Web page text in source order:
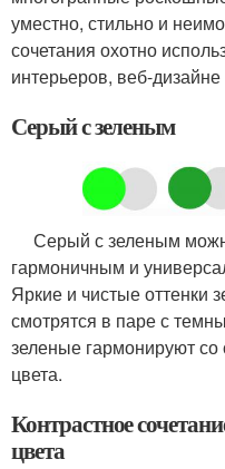
уместно, стильно и
сочетания охотно
интерьеров, веб-
Серый с зеленым
Серый с зеленым
гармоничным и
Яркие и чистые оттенки
смотрятся в паре с
зеленые гармонируют со
цвета.
Контрастное
цвета